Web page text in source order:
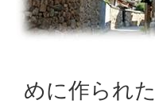
めに作られ